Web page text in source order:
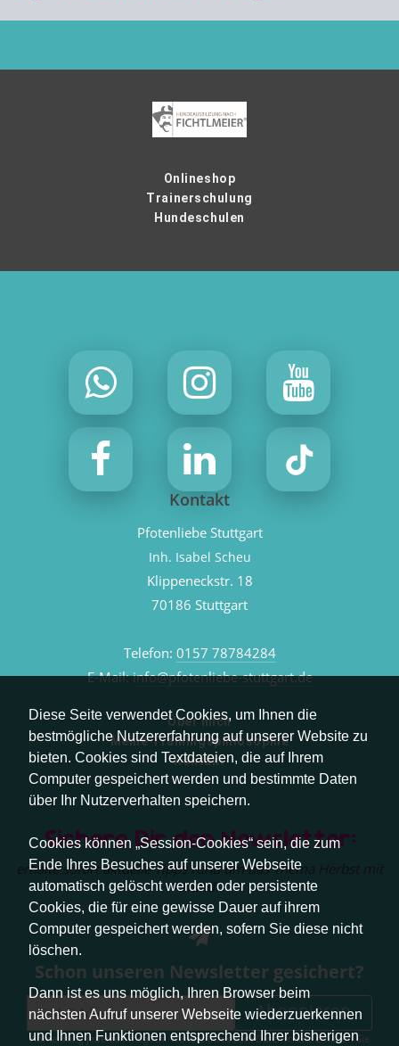
Diese Seite verwendet Cookies, um Ihnen die
bestmögliche Nutzererfahrung auf unserer Website zu
bieten. Cookies sind Textdateien, die auf Ihrem
Computer gespeichert werden und bestimmte Daten
über Ihr Nutzerverhalten speichern.
Cookies können „Session-Cookies“ sein, die zum
Ende Ihres Besuches auf unserer Webseite
automatisch gelöscht werden oder persistente
Cookies, die für eine gewisse Dauer auf ihrem
Computer gespeichert werden, sofern Sie diese nicht
löschen.
Dann ist es uns möglich, Ihren Browser beim
nächsten Aufruf unserer Webseite wiederzuerkennen
und Ihnen Funktionen entsprechend Ihrer bisherigen
Onlineshop
Trainerschulung
Hundeschulen
Kontakt
Pfotenliebe Stuttgart
Inh. Isabel Scheu
Klippeneckstr. 18
70186 Stuttgart
Telefon: 0157 78784284
E-Mail:info@pfotenliebe-stuttgart.de
Über mich
Meine Trainingsphilosophie
Kontakt
Sichere Dir den Newsletter:
erhalte sofort aktuelle Tipps rund um das Thema Herbst mit
Hund.
Schon unseren Newsletter gesichert?
Abonnieren
Abmeldung jederzeit möglich. Weitere Infos zum Datenschutz erhalten Sie